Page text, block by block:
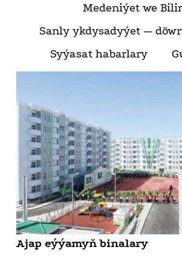
Medeniýet we
Sanly ykdysadyýet —
Syýasat habarlary
Ajap eýýamyň binalary